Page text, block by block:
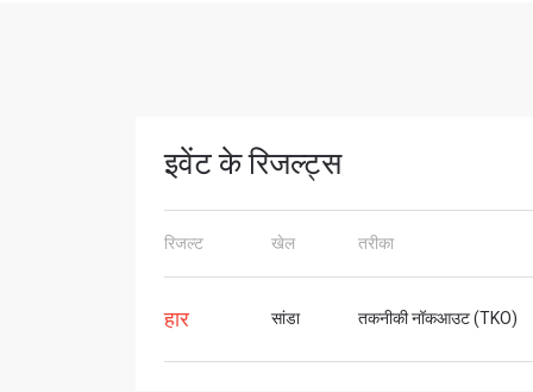
इवेंट के रिजल्ट्स
रिजल्ट खेल तरीका
हार सांडा तकनीकी नॉकआउट (TKO)